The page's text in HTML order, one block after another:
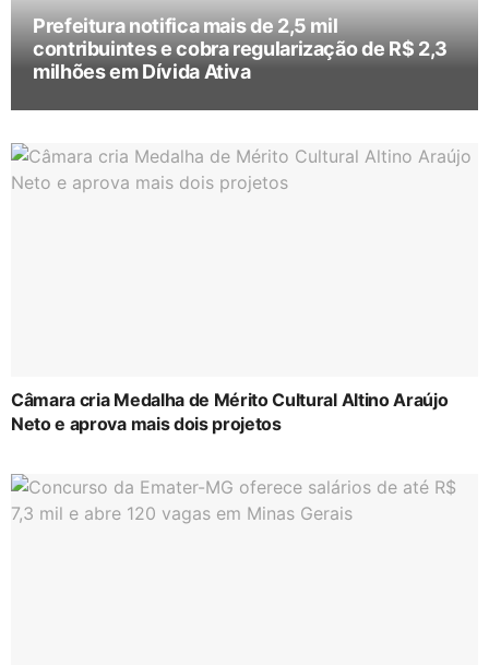
Prefeitura notifica mais de 2,5 mil
contribuintes e cobra regularização de R$ 2,3
milhões em Dívida Ativa
Câmara cria Medalha de Mérito Cultural Altino Araújo
Neto e aprova mais dois projetos